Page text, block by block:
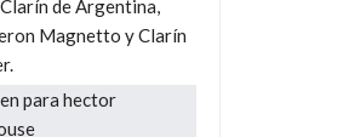
de Argentina,
Magnetto y Clarín